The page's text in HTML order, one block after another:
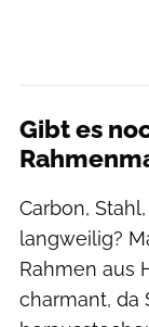
Gibt es
Carbon,
langweilig?
Rahmen aus
charmant, da